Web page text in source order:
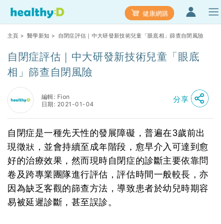
健康網購
主頁 > 醫學新知 > 自閉症評估｜中大研發新技術兒童「眼底相」篩查自閉風險
自閉症評估｜中大研發新技術兒童「眼底
相」篩查自閉風險
編輯: Fion
日期: 2021-01-04
分享
自閉症是一種先天性的發展障礙，普遍在3歲前出
現徵狀，並會持續至成年階段，愈早介入可達到愈
好的治療效果，然而現時自閉症的診斷主要依靠問
卷及跨專業團隊進行評估，評估時間一般較長，亦
因為缺乏客觀的篩查方法，導致患者於幼兒時期容
易被延遲診斷，甚至誤診。